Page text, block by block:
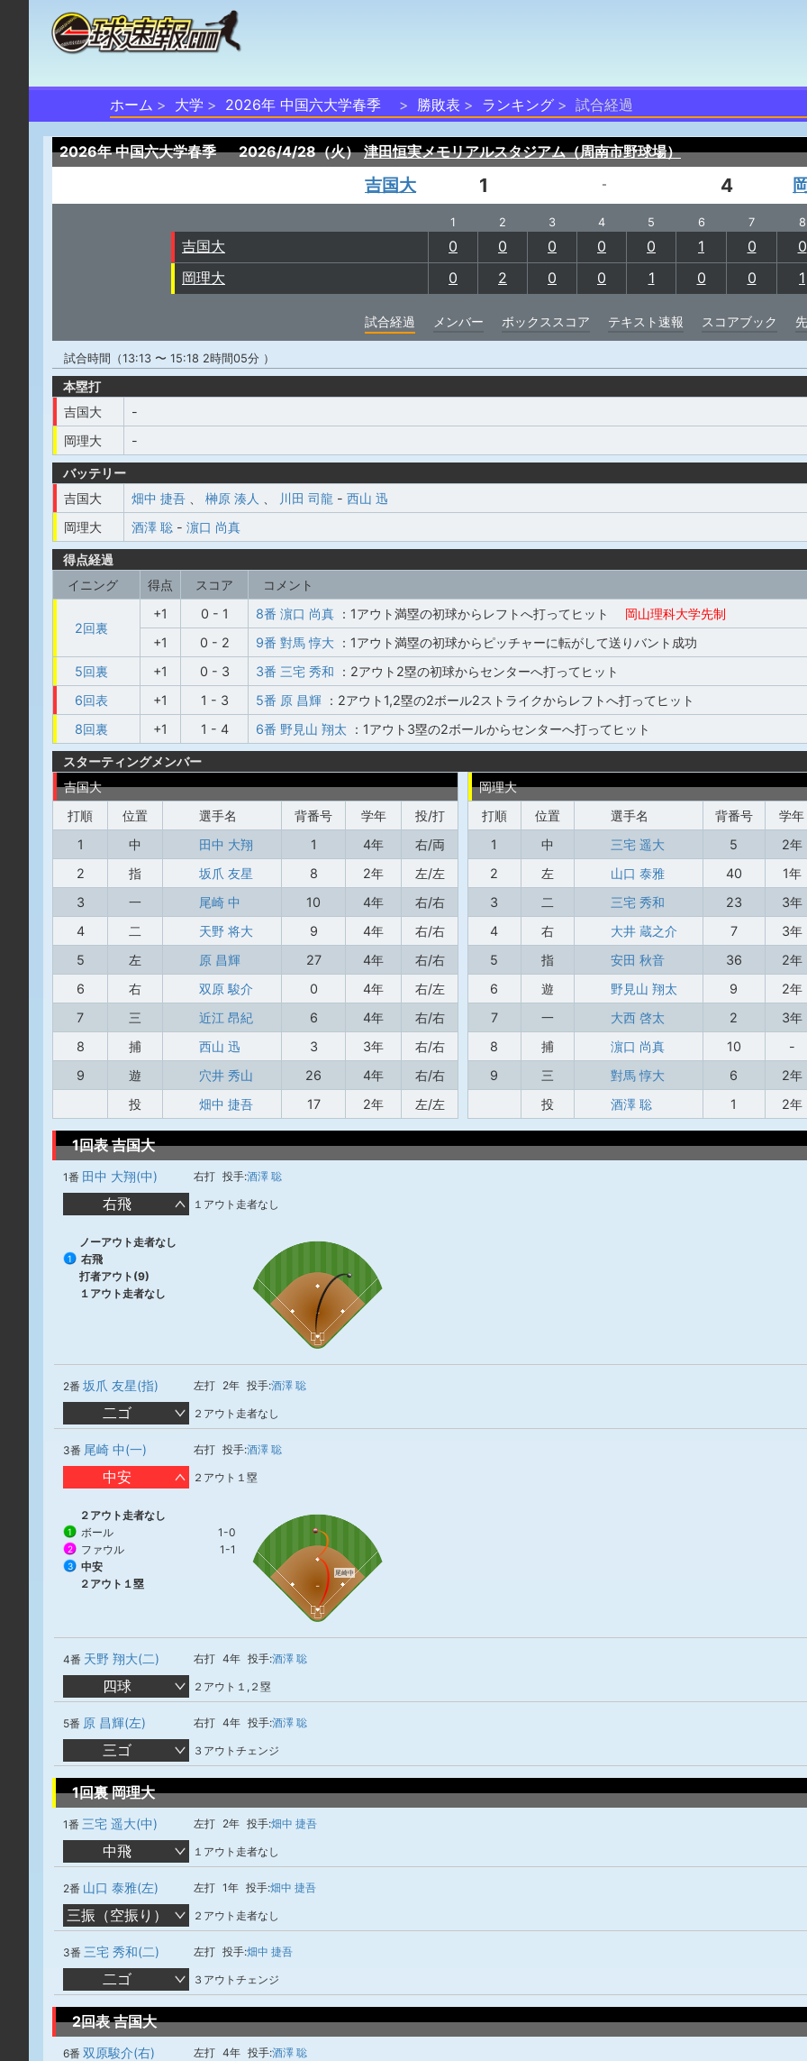
ホーム 大学 2026年 中国六大学春季 勝敗表 ランキング 試合経過
2026年 中国六大学春季 2026/4/28（火） 津田恒実メモリアルスタジアム（周南市野球場）
吉国大 1 - 4
1 2 3 4 5 6 7 8
吉国大 0 0 0 0 0 1 0
0
岡理大
0 2 0 0 1 0 0 1
試合経過 メンバー ボックススコア テキスト速報 スコアブック
試合時間（13:13 〜 15:18 2時間05分 ）
本塁打
吉国大
-
岡理大
-
バッテリー
吉国大
畑中 捷吾 榊原 湊人 川田 司龍 - 西山 迅
岡理大
酒澤 聡 - 濵口 尚真
得点経過
イニング
得点 スコア コメント
2回裏
+1 0 - 1 8番 濵口 尚真 ：1アウト満塁の初球からレフトへ打ってヒット
岡山理科大学先制
+1
0 - 2 9番 對馬 惇大 ：1アウト満塁の初球からピッチャーに転がして送りバント成功
5回裏
+1 0 - 3 3番 三宅 秀和 ：2アウト2塁の初球からセンターへ打ってヒット
6回表
+1 1 - 3 5番 原 昌輝 ：2アウト1,2塁の2ボール2ストライクからレフトへ打ってヒット
8回裏
+1 1 - 4 6番 野見山 翔太 ：1アウト3塁の2ボールからセンターへ打ってヒット
スターティングメンバー
吉国大
打順
位置 選手名 背番号 学年
投/打
1
中 田中 大翔 1 4年
右/両
2
指 坂爪 友星 8 2年
左/左
3
一 尾崎 中 10 4年
右/右
4
二 天野 将大 9 4年
右/右
5
左 原 昌輝 27 4年
右/右
6
右 双原 駿介 0 4年
右/左
7
三 近江 昂紀 6 4年
右/右
8
捕 西山 迅 3 3年
右/右
9
遊 穴井 秀山 26 4年
右/右
投
畑中 捷吾 17 2年 左/左
岡理大
打順
位置 選手名 背番号
学年
1
中 三宅 遥大 5
2年
2
左 山口 泰雅 40
1年
3
二 三宅 秀和 23
3年
4
右 大井 蔵之介 7
3年
5
指 安田 秋音 36
2年
6
遊 野見山 翔太 9
2年
7
一 大西 啓太 2
3年
8
捕 濵口 尚真 10
-
9
三 對馬 惇大 6
2年
投
酒澤 聡 1 2年
1回表 吉国大
1番 田中 大翔(中) 右打 投手:酒澤 聡
右飛 １アウト走者なし
ノーアウト走者なし
1
右飛
打者アウト(9)
１アウト走者なし
2番 坂爪 友星(指) 左打 2年 投手:酒澤 聡
二ゴ ２アウト走者なし
3番 尾崎 中(一) 右打 投手:酒澤 聡
中安 ２アウト１塁
２アウト走者なし
1 ボール 1-0
2 ファウル 1-1
3
中安
２アウト１塁
尾崎中
4番 天野 翔大(二) 右打 4年 投手:酒澤 聡
四球 ２アウト１,２塁
5番 原 昌輝(左) 右打 4年 投手:酒澤 聡
三ゴ ３アウトチェンジ
1回裏 岡理大
1番 三宅 遥大(中) 左打 2年 投手:畑中 捷吾
中飛 １アウト走者なし
2番 山口 泰雅(左) 左打 1年 投手:畑中 捷吾
三振（空振り） ２アウト走者なし
3番 三宅 秀和(二) 左打 投手:畑中 捷吾
二ゴ ３アウトチェンジ
2回表 吉国大
6番 双原駿介(右) 左打 4年 投手:酒澤 聡